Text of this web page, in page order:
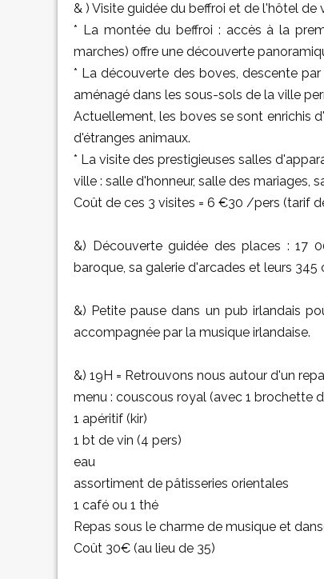
& ) Visite guidée du beffroi et de l'hôtel de
* La montée du beffroi : accès à la
marches) offre une découverte
* La découverte des boves, descente
aménagé dans les sous-sols de la ville
Actuellement, les boves se sont enrichis
d'étranges animaux.
* La visite des prestigieuses salles
ville : salle d'honneur, salle des mariages,
Coût de ces 3 visites = 6 €30 /pers (tarif
&) Découverte guidée des places : 17
baroque, sa galerie d'arcades et leurs
&) Petite pause dans un pub irlandais
accompagnée par la musique irlandaise.
&) 19H = Retrouvons nous autour d'un
menu : couscous royal (avec 1 brochette
1 apéritif (kir)
1 bt de vin (4 pers)
eau
assortiment de pâtisseries orientales
1 café ou 1 thé
Repas sous le charme de musique et
Coût 30€ (au lieu de 35)